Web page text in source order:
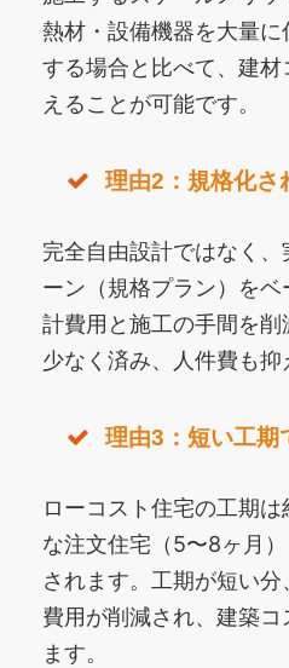
熱材・設備機器を大量
する場合と比べて、建
えることが可能です。
理由2：規格化さ
完全自由設計ではなく
ーン（規格プラン）を
計費用と施工の手間を
少なく済み、人件費も抑
理由3：短い工期
ローコスト住宅の工期
な注文住宅（5〜8ヶ月
されます。工期が短い
費用が削減され、建築
ます。